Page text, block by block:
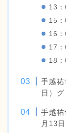
13：
15：
16：
17：
18：
手越
日）
手越
月13